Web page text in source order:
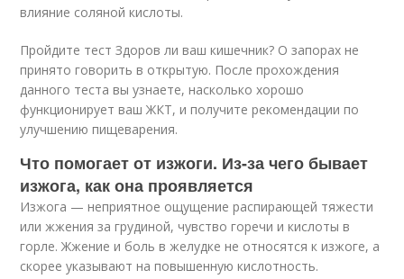
влияние соляной кислоты.
Пройдите тест Здоров ли ваш кишечник? О запорах не
принято говорить в открытую. После прохождения
данного теста вы узнаете, насколько хорошо
функционирует ваш ЖКТ, и получите рекомендации по
улучшению пищеварения.
Что помогает от изжоги. Из-за чего бывает
изжога, как она проявляется
Изжога — неприятное ощущение распирающей тяжести
или жжения за грудиной, чувство горечи и кислоты в
горле. Жжение и боль в желудке не относятся к изжоге, а
скорее указывают на повышенную кислотность.